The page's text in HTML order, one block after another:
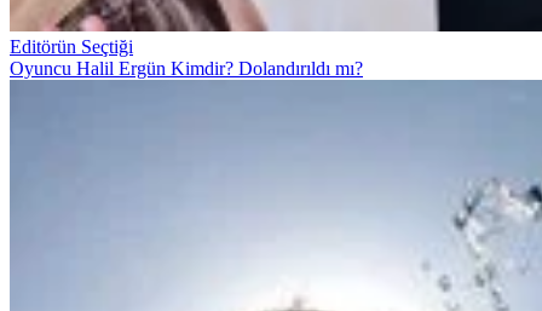
Editörün Seçtiği
Oyuncu Halil Ergün Kimdir? Dolandırıldı mı?